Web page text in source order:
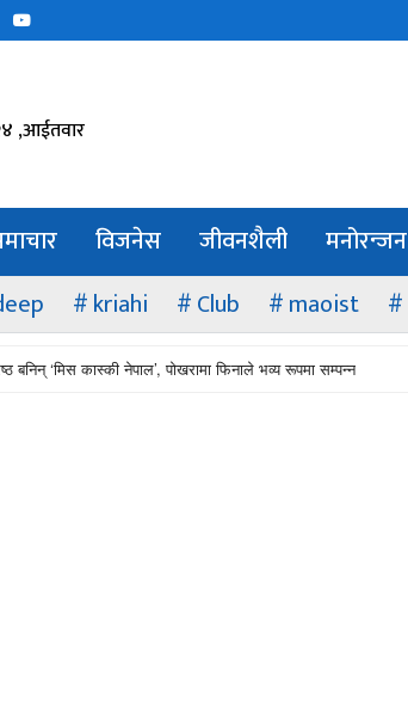
,आईतवार
विजनेस जीवनशैली मनोरन्जन
kriahi Club maoist
बनिन् ‘मिस कास्की नेपाल’, पोखरामा फिनाले भव्य रूपमा सम्पन्न